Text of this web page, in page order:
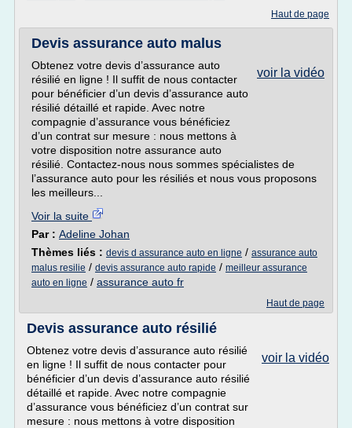
Haut de page
Devis assurance auto malus
voir la vidéo
Obtenez votre devis d’assurance auto
résilié en ligne ! Il suffit de nous contacter
pour bénéficier d’un devis d’assurance auto
résilié détaillé et rapide. Avec notre
compagnie d’assurance vous bénéficiez
d’un contrat sur mesure : nous mettons à
votre disposition notre assurance auto
résilié. Contactez-nous nous sommes spécialistes de
l’assurance auto pour les résiliés et nous vous proposons
les meilleurs...
Voir la suite
Par : Adeline Johan
Thèmes liés : devis d assurance auto en ligne / assurance auto
malus resilie / devis assurance auto rapide / meilleur assurance
auto en ligne / assurance auto fr
Haut de page
Devis assurance auto résilié
voir la vidéo
Obtenez votre devis d’assurance auto résilié
en ligne ! Il suffit de nous contacter pour
bénéficier d’un devis d’assurance auto résilié
détaillé et rapide. Avec notre compagnie
d’assurance vous bénéficiez d’un contrat sur
mesure : nous mettons à votre disposition